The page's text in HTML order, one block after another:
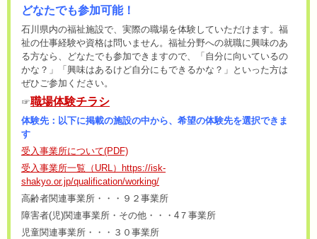
どなたでも参加可能！
石川県内の福祉施設で、実際の職場を体験していただけます。福
祉の仕事経験や資格は問いません。福祉分野への就職に興味のあ
る方なら、どなたでも参加できますので、「自分に向いているの
かな？」「興味はあるけど自分にもできるかな？」といった方は
ぜひご参加ください。
☞職場体験チラシ
体験先：以下に掲載の施設の中から、希望の体験先を選択できま
す
受入事業所について(PDF)
受入事業所一覧（URL）https://isk-
shakyo.or.jp/qualification/working/
高齢者関連事業所・・・９２事業所
障害者(児)関連事業所・その他・・・4７事業所
児童関連事業所・・・３０事業所